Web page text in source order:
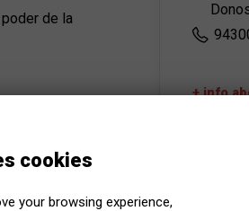
de la
+ info
cookies
your browsing experience,